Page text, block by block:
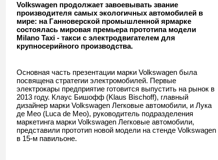
Volkswagen продолжает завоевывать звание
производителя самых экологичных автомобилей в
мире: на Ганноверской промышленной ярмарке
состоялась мировая премьера прототипа модели
Milano Taxi - такси с электродвигателем для
крупносерийного производства.
Основная часть презентации марки Volkswagen была
посвящена стратегии электромобилей. Первые
электрокары предприятие готовится выпустить на рынок в
2013 году. Клаус Бишофф (Klaus Bischoff), главный
дизайнер марки Volkswagen Легковые автомобили, и Лука
де Мео (Luca de Meo), руководитель подразделения
маркетинга марки Volkswagen Легковые автомобили,
представили прототип новой модели на стенде Volkswagen
в 15-м павильоне.